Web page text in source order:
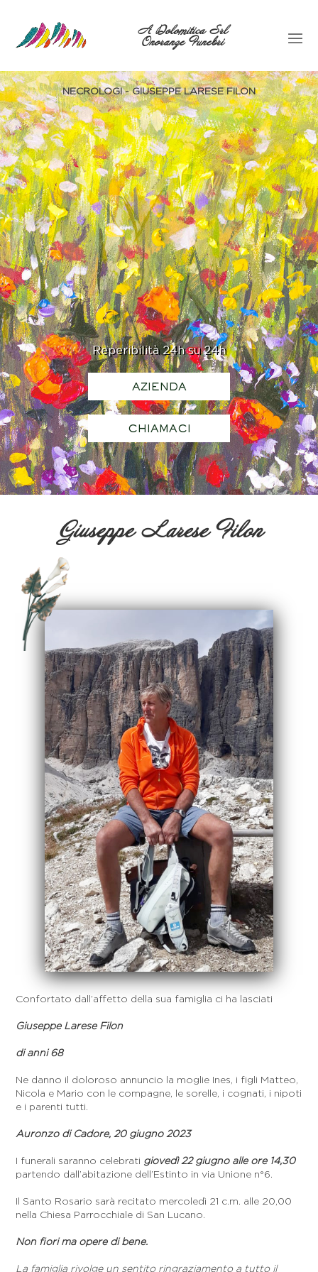
A Dolomitica Srl
Onoranze Funebri
Reperibilità 24h su 24h
AZIENDA
CHIAMACI
NECROLOGI - GIUSEPPE LARESE FILON
Giuseppe Larese Filon
Confortato dall’affetto della sua famiglia ci ha lasciati
Giuseppe Larese Filon
di anni 68
Ne danno il doloroso annuncio la moglie Ines, i figli Matteo,
Nicola e Mario con le compagne, le sorelle, i cognati, i nipoti
e i parenti tutti.
Auronzo di Cadore, 20 giugno 2023
I funerali saranno celebrati giovedì 22 giugno alle ore 14,30
partendo dall’abitazione dell’Estinto in via Unione n°6.
Il Santo Rosario sarà recitato mercoledì 21 c.m. alle 20,00
nella Chiesa Parrocchiale di San Lucano.
Non fiori ma opere di bene.
La famiglia rivolge un sentito ringraziamento a tutto il